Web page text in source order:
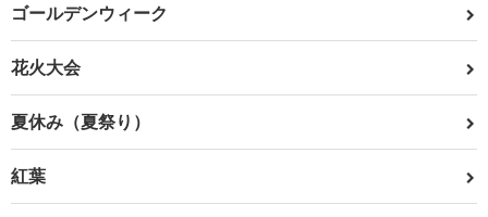
ゴールデンウィーク
花火大会
夏休み（夏祭り）
紅葉